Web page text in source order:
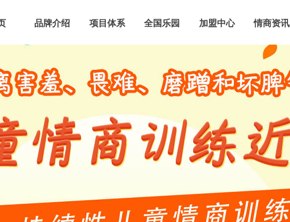
品牌介绍 项目体系 全国乐园 加盟中心 情商资讯